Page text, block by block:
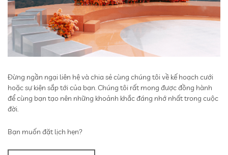
Đừng ngần ngại liên hệ và chia sẻ cùng chúng tôi về kế hoạch cưới
hoặc sự kiện sắp tới của bạn. Chúng tôi rất mong được đồng hành
để cùng bạn tạo nên những khoảnh khắc đáng nhớ nhất trong cuộc
đời.
Bạn muốn đặt lịch hẹn?